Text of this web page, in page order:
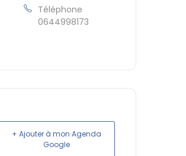
Téléphone
0644998173
+ Ajouter à mon Agenda
Google